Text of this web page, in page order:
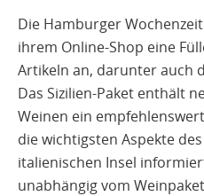
Die Hamburger
ihrem Online-Shop eine
Artikeln an, darunter auch
Das Sizilien-Paket enthält
Weinen ein
die wichtigsten Aspekte
italienischen Insel
unabhängig vom